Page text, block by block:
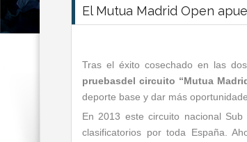
El Mutua Madrid Open
Tras el éxito cosechado en las
pruebasdel circuito “Mutua
deporte base y dar más
En 2013 este circuito nacional
clasificatorios por toda España.